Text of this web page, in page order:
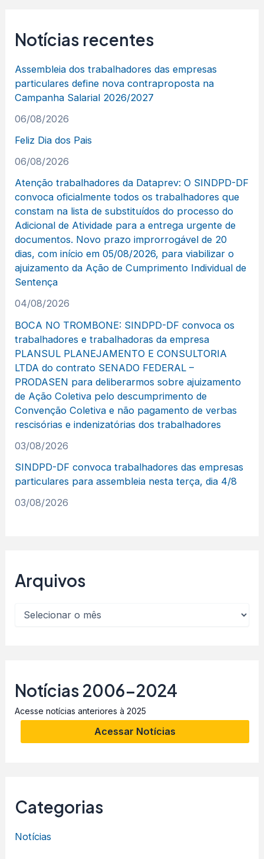
Notícias recentes
Assembleia dos trabalhadores das empresas
particulares define nova contraproposta na
Campanha Salarial 2026/2027
06/08/2026
Feliz Dia dos Pais
06/08/2026
Atenção trabalhadores da Dataprev: O SINDPD-DF
convoca oficialmente todos os trabalhadores que
constam na lista de substituídos do processo do
Adicional de Atividade para a entrega urgente de
documentos. Novo prazo improrrogável de 20
dias, com início em 05/08/2026, para viabilizar o
ajuizamento da Ação de Cumprimento Individual de
Sentença
04/08/2026
BOCA NO TROMBONE: SINDPD-DF convoca os
trabalhadores e trabalhadoras da empresa
PLANSUL PLANEJAMENTO E CONSULTORIA
LTDA do contrato SENADO FEDERAL –
PRODASEN para deliberarmos sobre ajuizamento
de Ação Coletiva pelo descumprimento de
Convenção Coletiva e não pagamento de verbas
rescisórias e indenizatórias dos trabalhadores
03/08/2026
SINDPD-DF convoca trabalhadores das empresas
particulares para assembleia nesta terça, dia 4/8
03/08/2026
Arquivos
Notícias 2006-2024
Acesse notícias anteriores à 2025
Acessar Notícias
Categorias
Notícias